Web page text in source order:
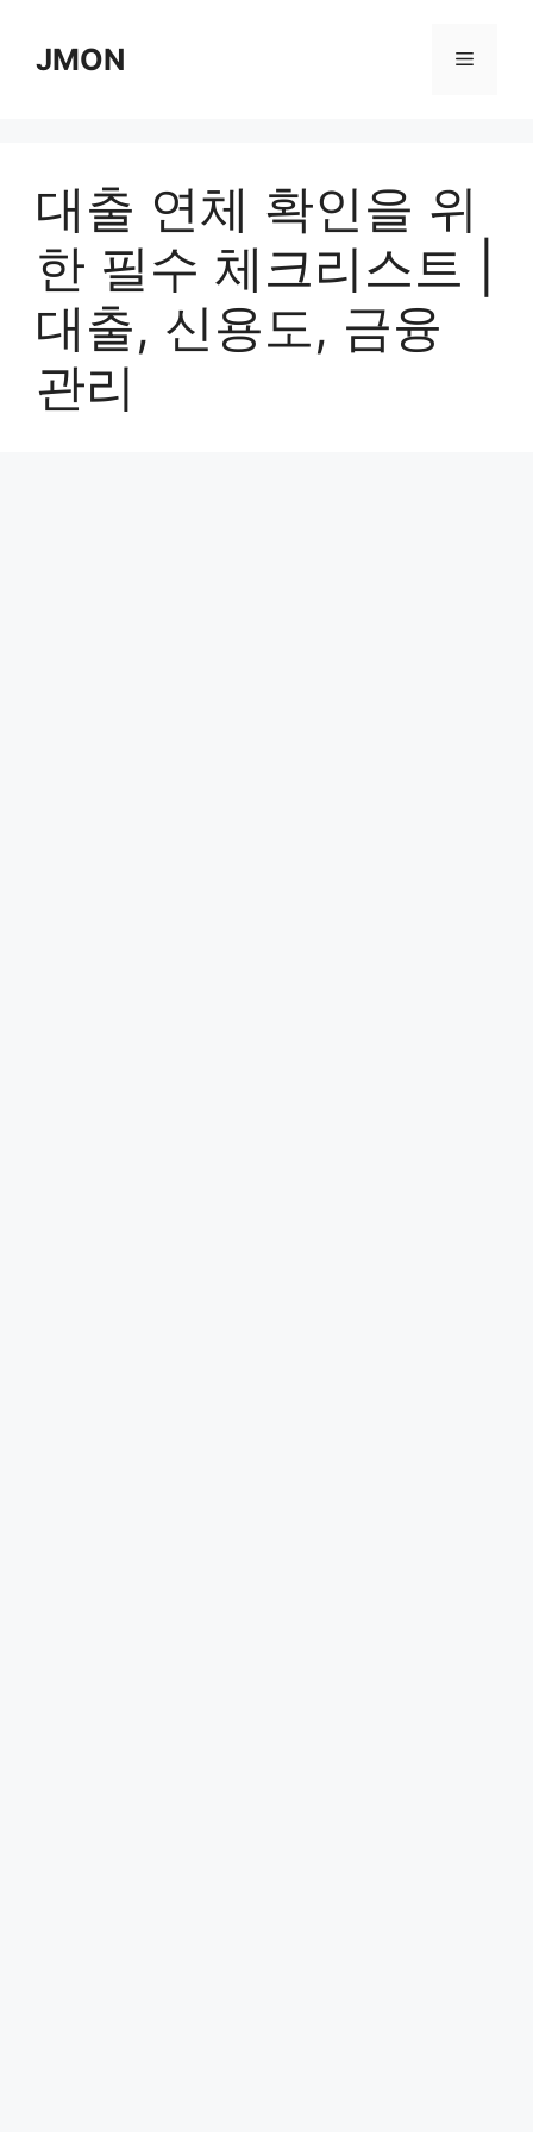
contentJMON Menu
대출 연체 확인을 위
한 필수 체크리스트 |
대출, 신용도, 금융
관리